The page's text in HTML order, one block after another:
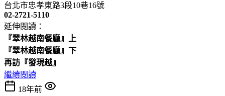
台北市忠孝東路3段10巷16號
02-2721-5110
延伸閱讀：
『翠林越南餐廳』上
『翠林越南餐廳』下
再訪『發現越』
繼續閱讀
18年前